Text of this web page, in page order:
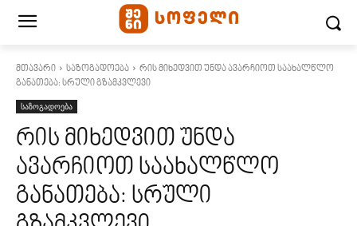
მთავარი საზოგადოება
რის მიხედვით უნდა ავარჩიოთ საახალწლო
განათება: სრული გზამკვლევი
საზოგადოება
რის მიხედვით უნდა
ავარჩიოთ საახალწლო
განათება: სრული